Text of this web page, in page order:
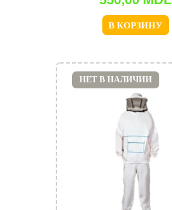
В КОРЗИНУ
НЕТ В НАЛИЧИИ